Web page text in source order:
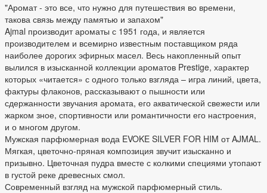
"Аромат - это все, что нужно для путешествия во времени,
такова связь между памятью и запахом"
Ajmal производит ароматы с 1951 года, и является
производителем и всемирно известным поставщиком ряда
наиболее дорогих эфирных масел. Весь накопленный опыт
вылился в изысканной коллекции ароматов Prestige, характер
которых «читается» с одного только взгляда – игра линий, цвета,
фактуры флаконов, рассказывают о пышности или
сдержанности звучания аромата, его акватической свежести или
жарком зное, спортивности или романтичности его настроения,
и о многом другом.
Мужская парфюмерная вода EVOKE SILVER FOR HIM от AJMAL.
Мягкая, цветочно-пряная композиция звучит изысканно и
призывно. Цветочная пудра вместе с колкими специями утопают
в густой реке древесных смол.
Современный взгляд на мужской парфюмерный стиль.